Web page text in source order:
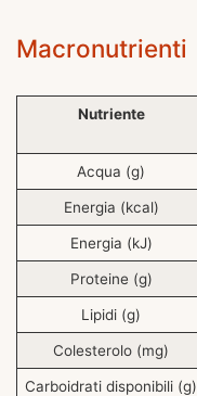
Macronutrienti
Nutriente
Acqua (g)
Energia (kcal)
Energia (kJ)
Proteine (g)
Lipidi (g)
Colesterolo (mg)
Carboidrati disponibili (g)